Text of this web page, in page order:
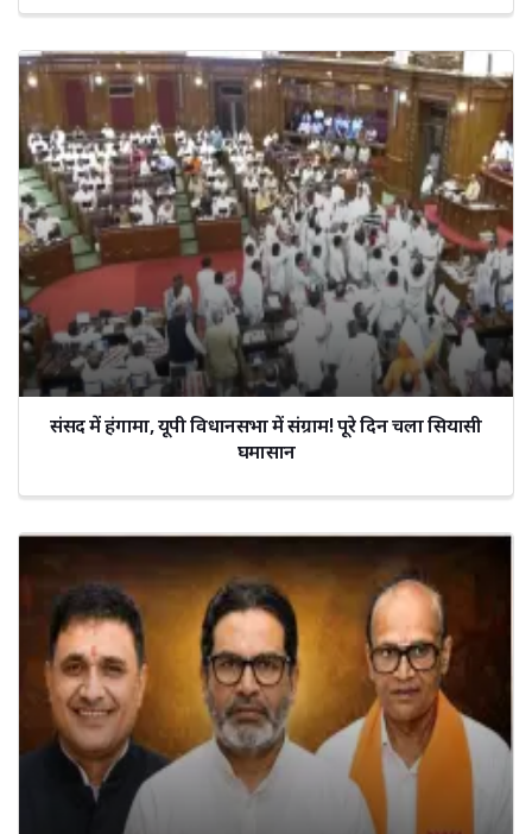
संसद में हंगामा, यूपी विधानसभा में संग्राम! पूरे दिन चला सियासी
घमासान